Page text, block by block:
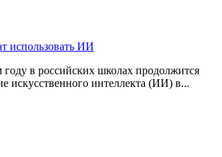
использовать ИИ
в российских школах продолжится
искусственного интеллекта (ИИ) в...